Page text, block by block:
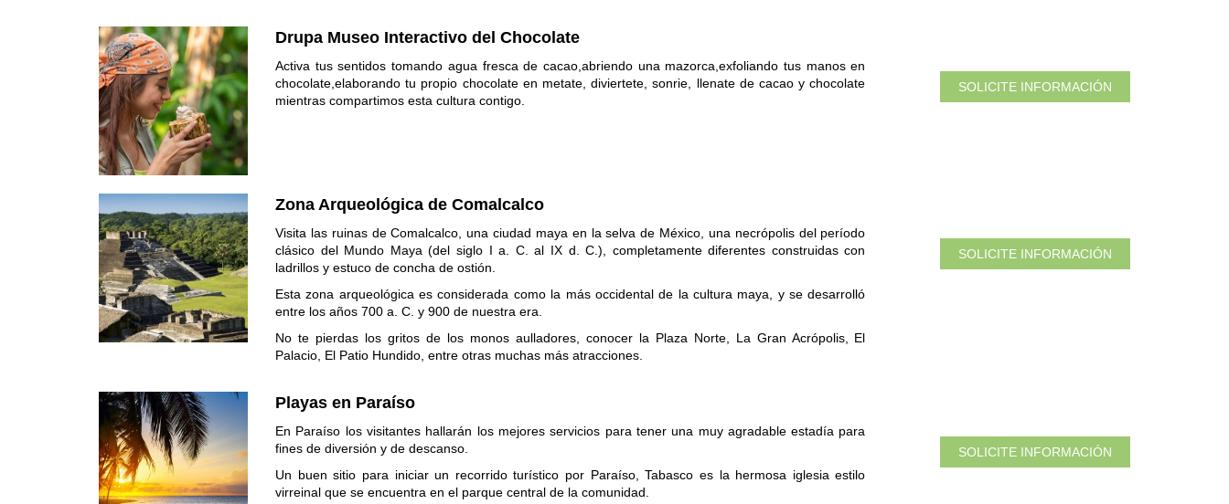
Drupa Museo Interactivo del Chocolate
Activa tus sentidos tomando agua fresca de cacao,abriendo una mazorca,exfoliando tus manos en
chocolate,elaborando tu propio chocolate en metate, diviertete, sonrie, llenate de cacao y chocolate
mientras compartimos esta cultura contigo.
SOLICITE INFORMACIÓN
Zona Arqueológica de Comalcalco
Visita las ruinas de Comalcalco, una ciudad maya en la selva de México, una necrópolis del período
clásico del Mundo Maya (del siglo I a. C. al IX d. C.), completamente diferentes construidas con
ladrillos y estuco de concha de ostión.
Esta zona arqueológica es considerada como la más occidental de la cultura maya, y se desarrolló
entre los años 700 a. C. y 900 de nuestra era.
No te pierdas los gritos de los monos aulladores, conocer la Plaza Norte, La Gran Acrópolis, El
Palacio, El Patio Hundido, entre otras muchas más atracciones.
SOLICITE INFORMACIÓN
Playas en Paraíso
En Paraíso los visitantes hallarán los mejores servicios para tener una muy agradable estadía para
fines de diversión y de descanso.
Un buen sitio para iniciar un recorrido turístico por Paraíso, Tabasco es la hermosa iglesia estilo
virreinal que se encuentra en el parque central de la comunidad.
SOLICITE INFORMACIÓN